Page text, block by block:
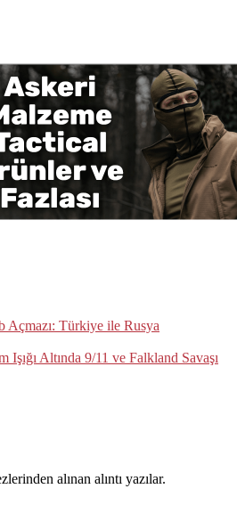
Açmazı: Türkiye ile Rusya
Işığı Altında 9/11 ve Falkland Savaşı
alınan alıntı yazılar.